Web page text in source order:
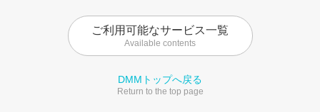
ご利用可能なサービス一覧
Available contents
DMMトップへ戻る
Return to the top page